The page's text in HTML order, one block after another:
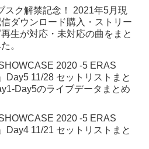
スク解禁記念！ 2021年5月現
ダウンロード購入・ストリー
再生が対応・未対応の曲をまと
。
SHOWCASE 2020 -5 ERAS
Day5 11/28 セットリストまと
Day5のライブデータまとめ
SHOWCASE 2020 -5 ERAS
Day4 11/21 セットリストまと